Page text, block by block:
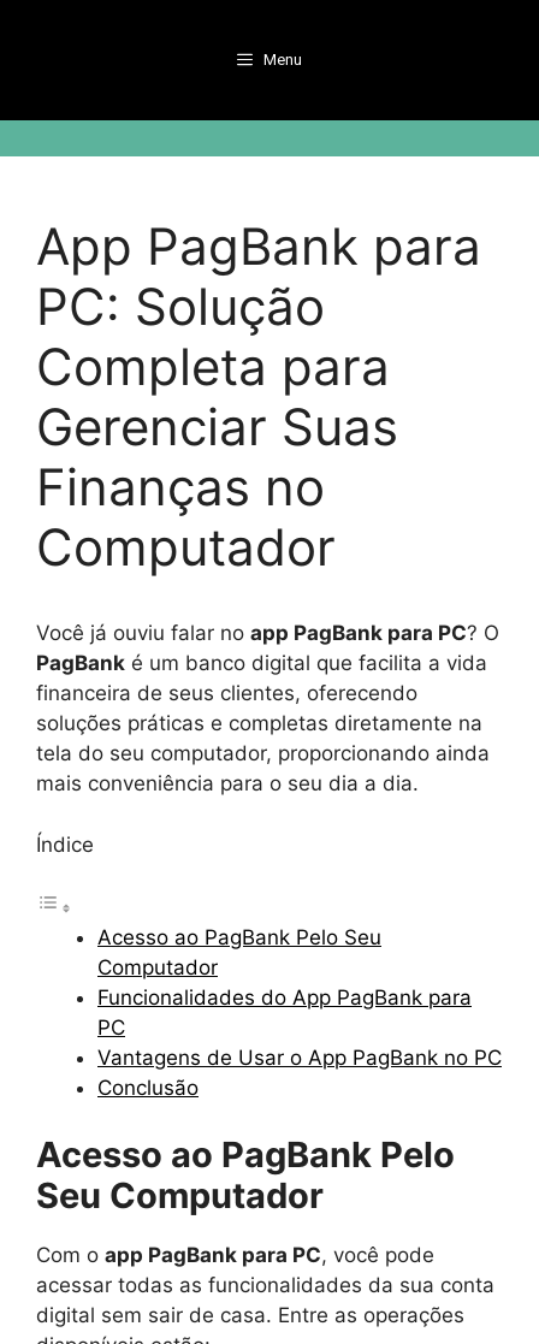
Menu
App PagBank para
PC: Solução
Completa para
Gerenciar Suas
Finanças no
Computador
Você já ouviu falar no app PagBank para PC? O
PagBank é um banco digital que facilita a vida
financeira de seus clientes, oferecendo
soluções práticas e completas diretamente na
tela do seu computador, proporcionando ainda
mais conveniência para o seu dia a dia.
Índice
Acesso ao PagBank Pelo Seu
Computador
Funcionalidades do App PagBank para
PC
Vantagens de Usar o App PagBank no PC
Conclusão
Acesso ao PagBank Pelo
Seu Computador
Com o app PagBank para PC, você pode
acessar todas as funcionalidades da sua conta
digital sem sair de casa. Entre as operações